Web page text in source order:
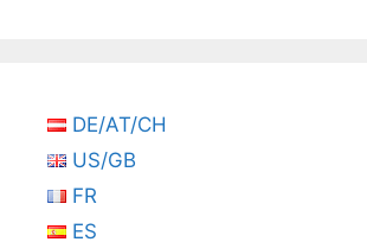
DE/AT/CH
US/GB
FR
ES